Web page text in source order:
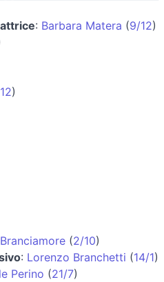
: Barbara Matera (9/12)
)
(2/10)
: Lorenzo Branchetti (14/1)
Perino (21/7)